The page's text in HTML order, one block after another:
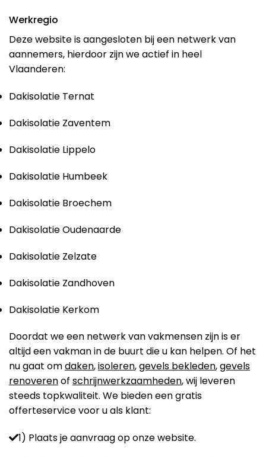
Werkregio
Deze website is aangesloten bij een netwerk van
aannemers, hierdoor zijn we actief in heel
Vlaanderen:
Dakisolatie Ternat
Dakisolatie Zaventem
Dakisolatie Lippelo
Dakisolatie Humbeek
Dakisolatie Broechem
Dakisolatie Oudenaarde
Dakisolatie Zelzate
Dakisolatie Zandhoven
Dakisolatie Kerkom
Doordat we een netwerk van vakmensen zijn is er
altijd een vakman in de buurt die u kan helpen. Of het
nu gaat omdaken,isoleren,gevels bekleden,gevels
renoverenof schrijnwerkzaamheden, wij leveren
steeds topkwaliteit. We bieden een gratis
offerteservice voor u als klant:
1) Plaats je aanvraag op onze website.